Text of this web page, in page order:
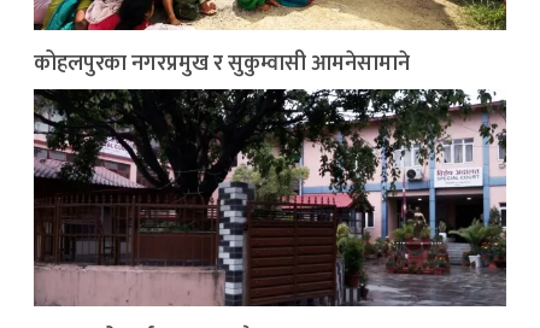
कोहलपुरका नगरप्रमुख र सुकुम्वासी आमनेसामाने